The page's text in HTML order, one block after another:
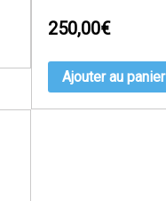
250,00€
Ajouter au panier